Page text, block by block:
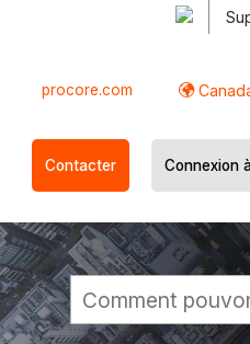
procore.com
Contacter Connexion